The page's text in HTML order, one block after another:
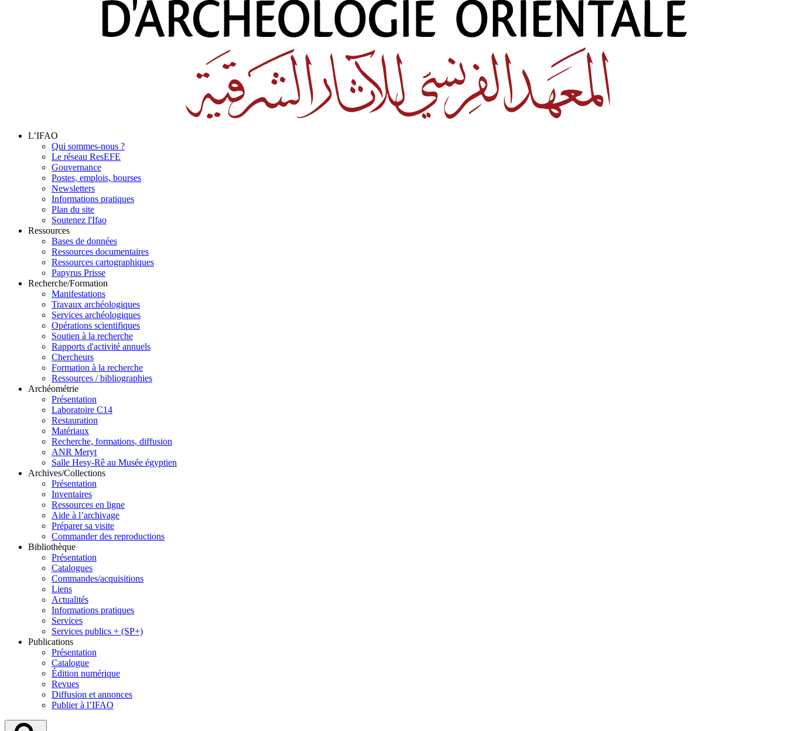
L’IFAO
Qui sommes-nous ?
Le réseau ResEFE
Gouvernance
Postes, emplois, bourses
Newsletters
Informations pratiques
Plan du site
Soutenez l'Ifao
Ressources
Bases de données
Ressources documentaires
Ressources cartographiques
Papyrus Prisse
Recherche/Formation
Manifestations
Travaux archéologiques
Services archéologiques
Opérations scientifiques
Soutien à la recherche
Rapports d'activité annuels
Chercheurs
Formation à la recherche
Ressources / bibliographies
Archéométrie
Présentation
Laboratoire C14
Restauration
Matériaux
Recherche, formations, diffusion
ANR Meryt
Salle Hesy-Rê au Musée égyptien
Archives/Collections
Présentation
Inventaires
Ressources en ligne
Aide à l’archivage
Préparer sa visite
Commander des reproductions
Bibliothèque
Présentation
Catalogues
Commandes/acquisitions
Liens
Actualités
Informations pratiques
Services
Services publics + (SP+)
Publications
Présentation
Catalogue
Édition numérique
Revues
Diffusion et annonces
Publier à l’IFAO